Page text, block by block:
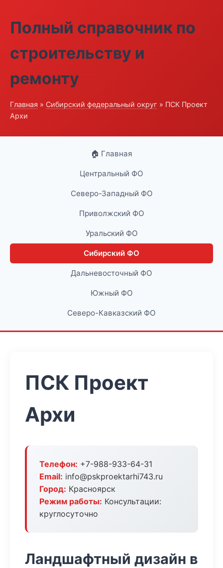
Полный справочник по
строительству и
ремонту
Главная » Сибирский федеральный округ » ПСК Проект
Архи
🏠 Главная
Центральный ФО
Северо-Западный ФО
Приволжский ФО
Уральский ФО
Сибирский ФО
Дальневосточный ФО
Южный ФО
Северо-Кавказский ФО
ПСК Проект
Архи
Телефон: +7-988-933-64-31
Email: info@pskproektarhi743.ru
Город: Красноярск
Режим работы: Консультации:
круглосуточно
Ландшафтный дизайн в